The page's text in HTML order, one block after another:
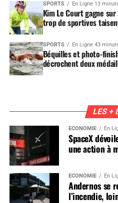
SPORTS En Ligne 13
Kim Le Court gagne
trop de sportives
SPORTS En Ligne 43
Béquilles et photo-
décrochent deux
LES +
ÉCONOMIE En
SpaceX
une action à
ÉCONOMIE En
Andernos se
l’incendie,